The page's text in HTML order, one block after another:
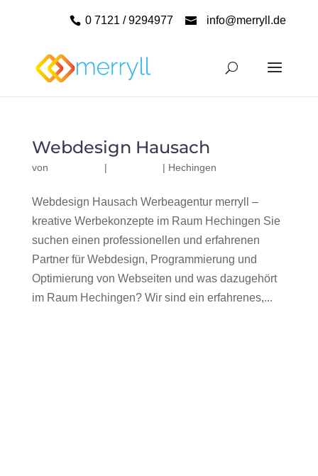
0 7121 / 9294977 info@merryll.de
Webdesign Hausach
von | | Hechingen
Webdesign Hausach Werbeagentur merryll –
kreative Werbekonzepte im Raum Hechingen Sie
suchen einen professionellen und erfahrenen
Partner für Webdesign, Programmierung und
Optimierung von Webseiten und was dazugehört
im Raum Hechingen? Wir sind ein erfahrenes,...